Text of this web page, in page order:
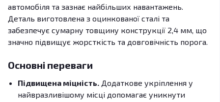
автомобіля та зазнає найбільших навантажень.
Деталь виготовлена з оцинкованої сталі та
забезпечує сумарну товщину конструкції 2,4 мм, що
значно підвищує жорсткість та довговічність порога.
Основні переваги
Підвищена міцність. Додаткове укріплення у
найвразливішому місці допомагає уникнути